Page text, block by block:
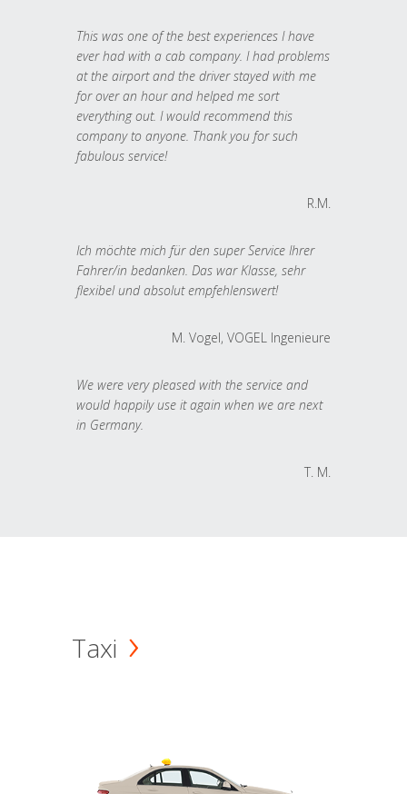
This was one of the best experiences I have
ever had with a cab company. I had problems
at the airport and the driver stayed with me
for over an hour and helped me sort
everything out. I would recommend this
company to anyone. Thank you for such
fabulous service!
R.M.
Ich möchte mich für den super Service Ihrer
Fahrer/in bedanken. Das war Klasse, sehr
flexibel und absolut empfehlenswert!
M. Vogel, VOGEL Ingenieure
We were very pleased with the service and
would happily use it again when we are next
in Germany.
T. M.
Taxi